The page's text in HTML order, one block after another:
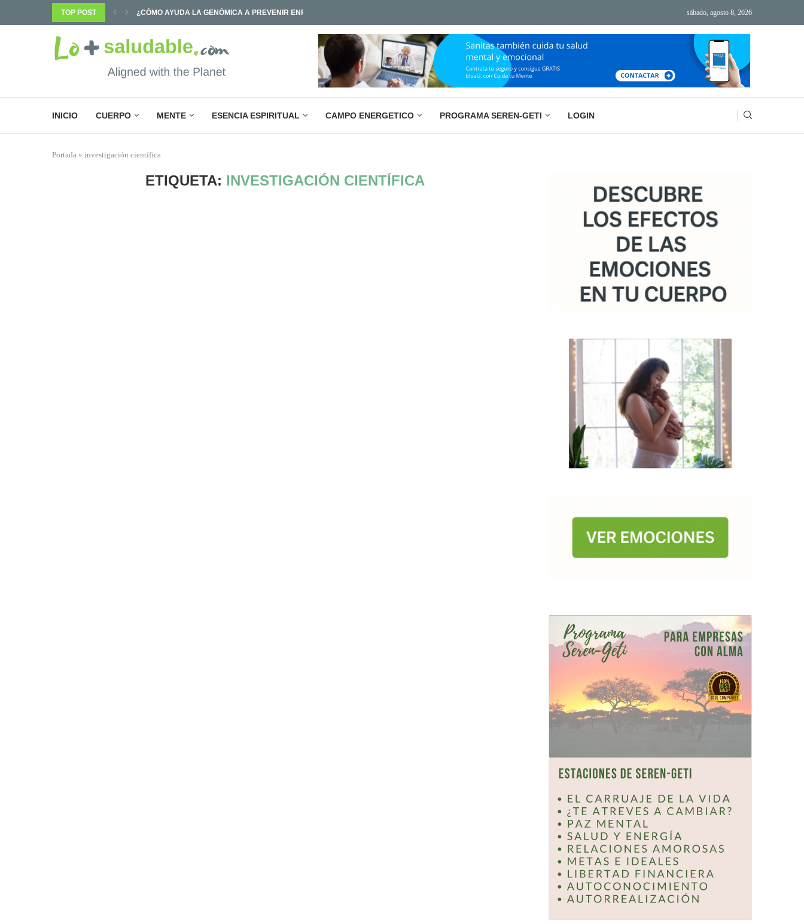
TOP POST
ENFERMEDADES Y... ¿POR QUÉ SABEMOS TANTO Y CAMBIAMOS TAN POCO? BASURA MENTAL: LA IMPORTANCIA DE
sábado, agosto 8, 2026
INICIO CUERPO MENTE ESENCIA ESPIRITUAL CAMPO ENERGETICO PROGRAMA SEREN-GETI LOGIN
Portada » investigación científica
ETIQUETA: INVESTIGACIÓN CIENTÍFICA